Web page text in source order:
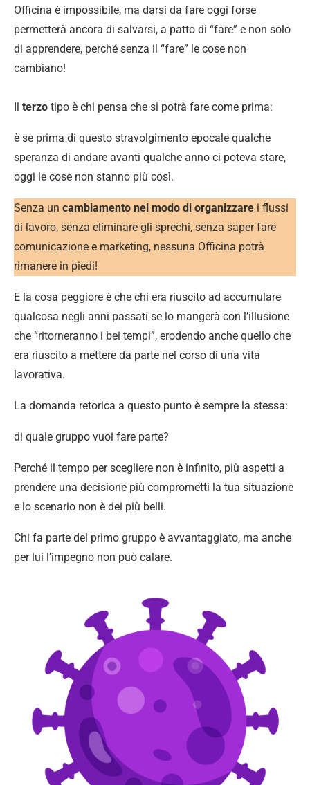
Officina è impossibile, ma darsi da fare oggi forse
permetterà ancora di salvarsi, a patto di “fare” e non solo
di apprendere, perché senza il “fare” le cose non
cambiano!
terzo tipo è chi pensa che si potrà fare come prima:
è se prima di questo stravolgimento epocale qualche
speranza di andare avanti qualche anno ci poteva stare,
oggi le cose non stanno più così.
Senza un cambiamento nel modo di organizzare i flussi
di lavoro, senza eliminare gli sprechi, senza saper fare
comunicazione e marketing, nessuna Officina potrà
rimanere in piedi!
E la cosa peggiore è che chi era riuscito ad accumulare
qualcosa negli anni passati se lo mangerà con l’illusione
che “ritorneranno i bei tempi”, erodendo anche quello che
era riuscito a mettere da parte nel corso di una vita
lavorativa.
La domanda retorica a questo punto è sempre la stessa:
di quale gruppo vuoi fare parte?
Perché il tempo per scegliere non è infinito, più aspetti a
prendere una decisione più comprometti la tua situazione
e lo scenario non è dei più belli.
Chi fa parte del primo gruppo è avvantaggiato, ma anche
per lui l’impegno non può calare.